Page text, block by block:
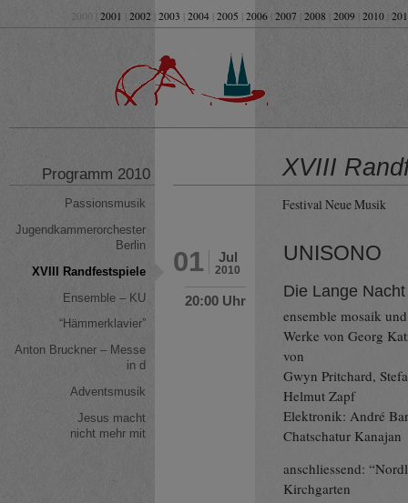
2000 | 2001 2002 2003 2004 2005 2006 2007 2008 2009 2010
XVIII
Festival Neue Musik
Jul
2010
01
20:00 Uhr
UNISONO
Die Lange
ensemble mosaik
Werke von Georg
von
Gwyn Pritchard,
Helmut Zapf
Elektronik: André
Chatschatur Kanajan
anschliessend:
Kirchgarten
Programm 2010
Passionsmusik
Jugendkammerorchester
Berlin
XVIII Randfestspiele
Ensemble – KU
“Hämmerklavier”
Anton Bruckner – Messe
in d
Adventsmusik
Jesus macht
nicht mehr mit